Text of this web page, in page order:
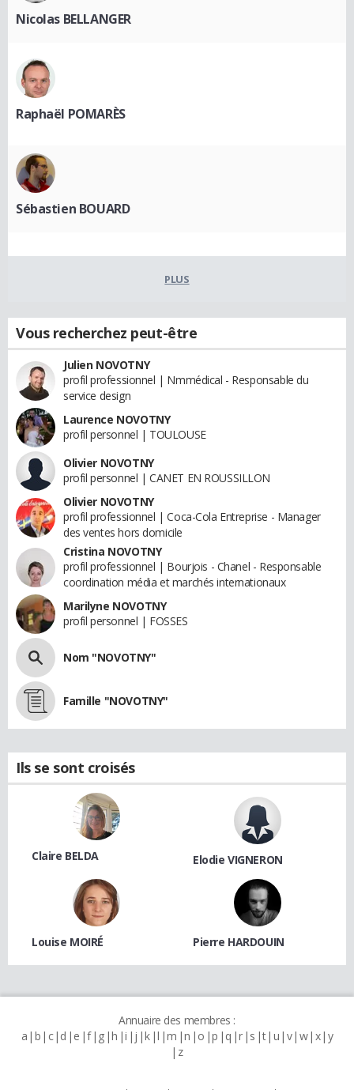
Nicolas BELLANGER
Raphaël POMARÈS
Sébastien BOUARD
PLUS
Vous recherchez peut-être
Julien NOVOTNY
profil professionnel | Nmmédical - Responsable du
service design
Laurence NOVOTNY
profil personnel | TOULOUSE
Olivier NOVOTNY
profil personnel | CANET EN ROUSSILLON
Olivier NOVOTNY
profil professionnel | Coca-Cola Entreprise - Manager
des ventes hors domicile
Cristina NOVOTNY
profil professionnel | Bourjois - Chanel - Responsable
coordination média et marchés internationaux
Marilyne NOVOTNY
profil personnel | FOSSES
Nom "NOVOTNY"
Famille "NOVOTNY"
Ils se sont croisés
Claire BELDA Elodie VIGNERON
Louise MOIRÉ Pierre HARDOUIN
Annuaire des membres :
a b c d e f g h i j k l m n o p q r s t u v w x y
z